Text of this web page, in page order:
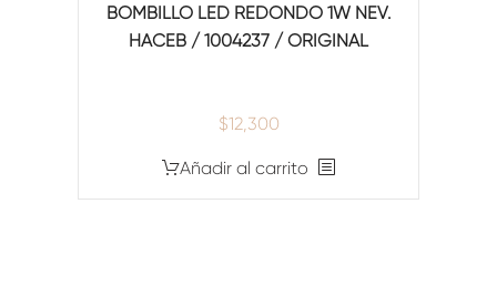
BOMBILLO LED REDONDO 1W NEV.
HACEB / 1004237 / ORIGINAL
$12,300
Añadir al carrito